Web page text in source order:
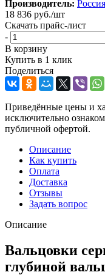
Производитель: Россия
18 836 руб./шт
Скачать прайс-лист
-
В корзину
Купить в 1 клик
Поделиться
Приведённые цены и
исключительно
публичной офертой.
Описание
Как купить
Оплата
Доставка
Отзывы
Задать вопрос
Описание
Вальцовки
глубиной